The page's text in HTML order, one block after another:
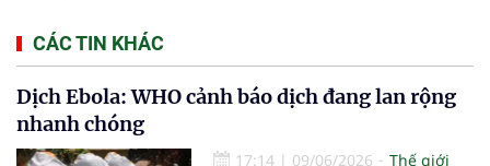
CÁC TIN KHÁC
Dịch Ebola: WHO cảnh báo dịch đang lan rộng
nhanh chóng
17:14 | 09/06/2026
Thế giới